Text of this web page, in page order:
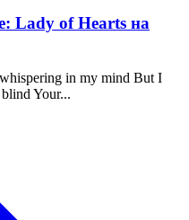
Lady of Hearts на
in my mind But I
Your...